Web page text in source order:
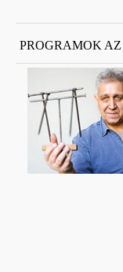
PROGRAMOK AZ